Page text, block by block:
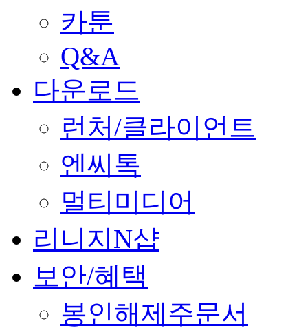
카툰
Q&A
다운로드
런처/클라이언트
엔씨톡
멀티미디어
리니지N샵
보안/혜택
봉인해제주문서